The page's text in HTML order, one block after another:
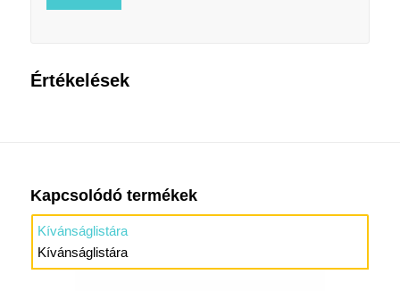
Értékelések
Kapcsolódó termékek
Kívánságlistára
Kívánságlistára